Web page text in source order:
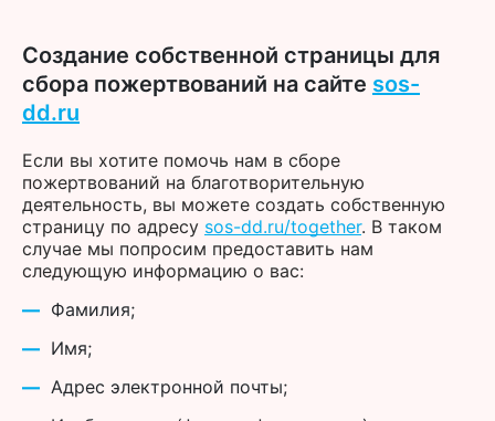
Создание собственной страницы для
сбора пожертвований на сайте sos-
dd.ru
Если вы хотите помочь нам в сборе
пожертвований на благотворительную
деятельность, вы можете создать собственную
страницу по адресу sos-dd.ru/together. В таком
случае мы попросим предоставить нам
следующую информацию о вас:
Фамилия;
Имя;
Адрес электронной почты;